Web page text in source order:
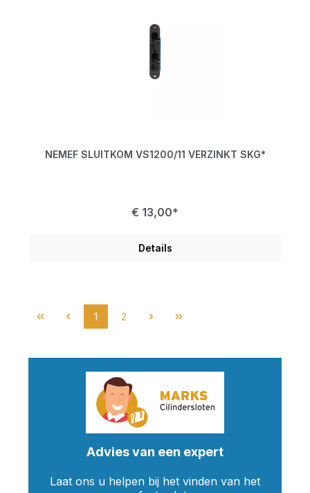
NEMEF SLUITKOM VS1200/11 VERZINKT SKG*
€ 13,00*
Details
1 2
Advies van een expert
Laat ons u helpen bij het vinden van het